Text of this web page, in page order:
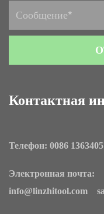
Контактная
Телефон: 0086
Электронная почта:
info@linzhitool.com